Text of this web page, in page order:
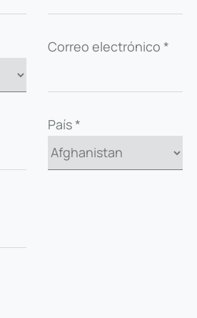
Correo electrónico *
País *